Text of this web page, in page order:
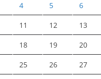
4 5 6
11 12 13
18 19 20
25 26 27